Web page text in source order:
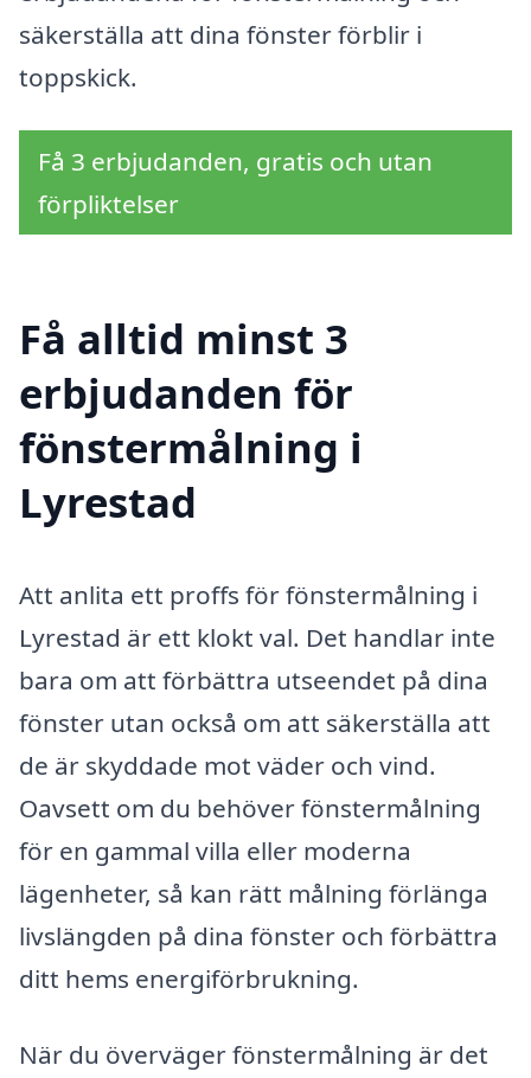
säkerställa att dina fönster förblir i
toppskick.
Få 3 erbjudanden, gratis och utan
förpliktelser
Få alltid minst 3
erbjudanden för
fönstermålning i
Lyrestad
Att anlita ett proffs för fönstermålning i
Lyrestad är ett klokt val. Det handlar inte
bara om att förbättra utseendet på dina
fönster utan också om att säkerställa att
de är skyddade mot väder och vind.
Oavsett om du behöver fönstermålning
för en gammal villa eller moderna
lägenheter, så kan rätt målning förlänga
livslängden på dina fönster och förbättra
ditt hems energiförbrukning.
När du överväger fönstermålning är det